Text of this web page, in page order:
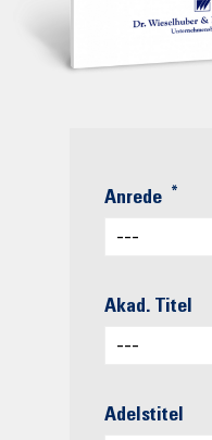
Anrede *
Akad. Titel
Adelstitel